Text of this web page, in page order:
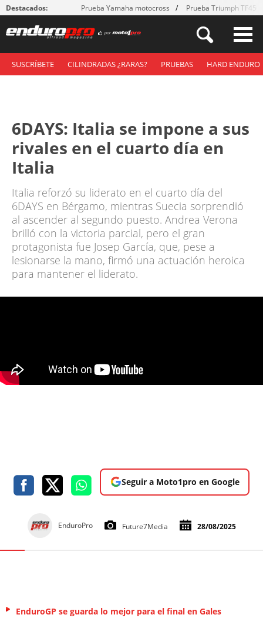
Destacados: Prueba Yamaha motocross Prueba Triumph
SUSCRÍBETE CILINDRADAS ¿RARAS? PRUEBAS HARD ENDURO
6DAYS: Italia se impone a sus
rivales en el cuarto día en
Italia
Italia reforzó su liderato en el cuarto día del
6DAYS en Bérgamo, mientras Suecia sorprendió
al ascender al segundo puesto. Andrea Verona
brilló con la victoria parcial, pero el gran
protagonista fue Josep García, que, pese a
lesionarse la mano, firmó una actuación heroica
para mantener el liderato.
Seguir a Moto1pro en Google
EnduroPro Future7Media 28/08/2025
EnduroGP se guarda lo mejor para el final en Gales